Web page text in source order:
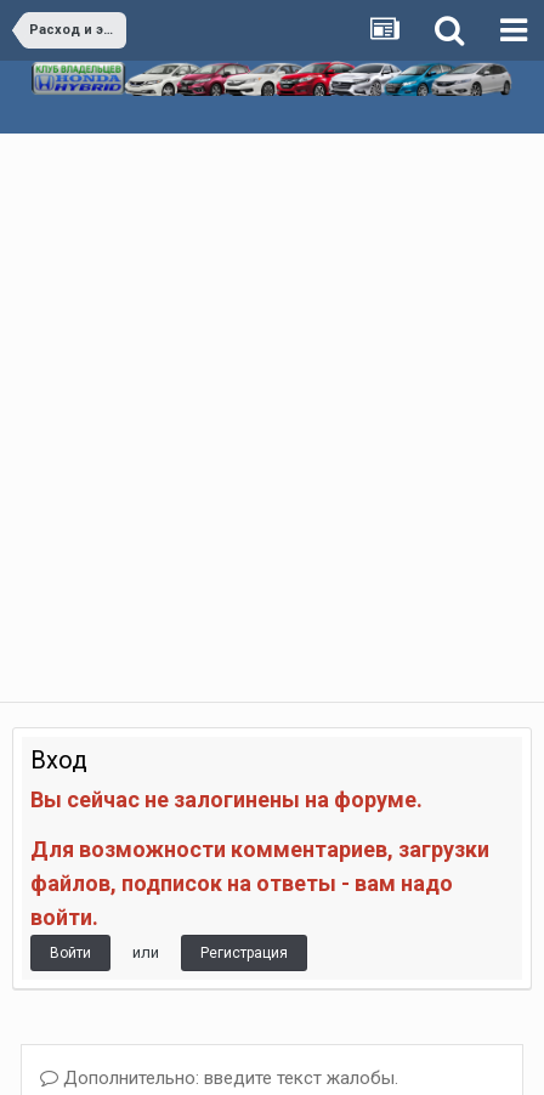
Расход и экономия Honda Hybrid
Вход
Вы сейчас не залогинены на форуме.
Для возможности комментариев, загрузки
файлов, подписок на ответы - вам надо
войти.
Войти или Регистрация
Дополнительно: введите текст жалобы.